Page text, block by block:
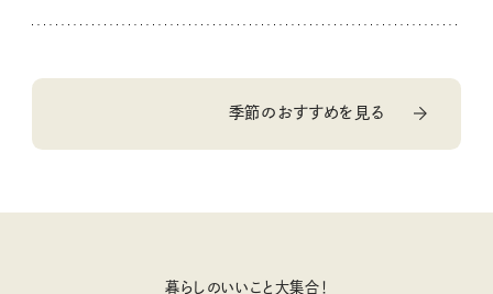
季節のおすすめを見る
暮らしのいいこと大集合！